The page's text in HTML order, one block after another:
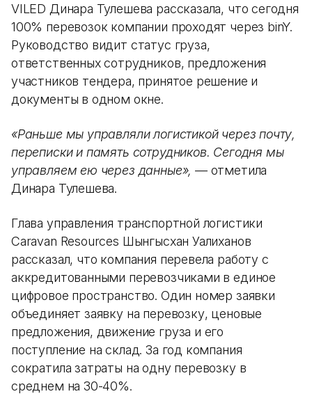
VILED Динара Тулешева рассказала, что сегодня
100% перевозок компании проходят через binY.
Руководство видит статус груза,
ответственных сотрудников, предложения
участников тендера, принятое решение и
документы в одном окне.
«Раньше мы управляли логистикой через почту,
переписки и память сотрудников. Сегодня мы
управляем ею через данные», — отметила
Динара Тулешева.
Глава управления транспортной логистики
Caravan Resources Шынгысхан Уалиханов
рассказал, что компания перевела работу с
аккредитованными перевозчиками в единое
цифровое пространство. Один номер заявки
объединяет заявку на перевозку, ценовые
предложения, движение груза и его
поступление на склад. За год компания
сократила затраты на одну перевозку в
среднем на 30-40%.